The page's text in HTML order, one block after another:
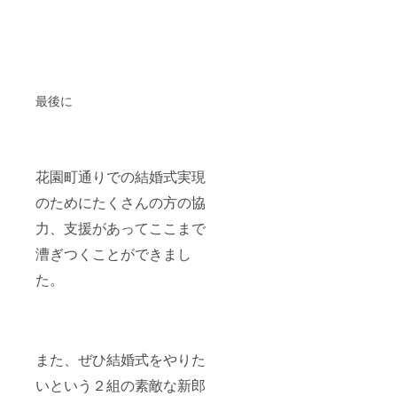
最後に
花園町通りでの結婚式実現
のためにたくさんの方の協
力、支援があってここまで
漕ぎつくことができまし
た。
また、ぜひ結婚式をやりた
いという２組の素敵な新郎